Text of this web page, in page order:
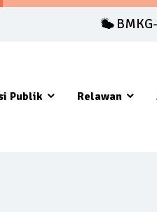
Publik Relawan